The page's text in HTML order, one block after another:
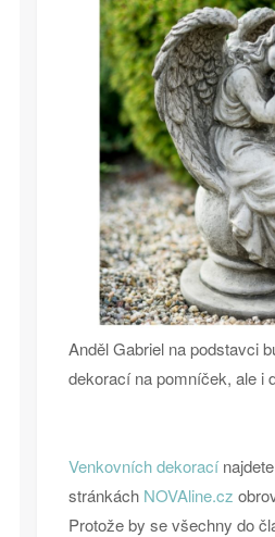
Anděl Gabriel na podstavci
dekorací na pomníček, ale i
Venkovních dekorací
stránkách NOVAline.cz
Protože by se všechny do